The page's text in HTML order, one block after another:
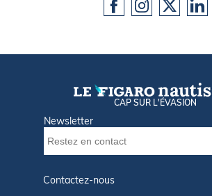
CAP SUR L'ÉVASION
Newsletter
Contactez-nous